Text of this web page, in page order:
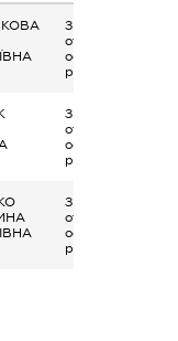
Заробітна плата
отримана за
основним місцем
роботи
Заробітна плата
отримана за
основним місцем
роботи
Заробітна плата
отримана за
основним місцем
роботи